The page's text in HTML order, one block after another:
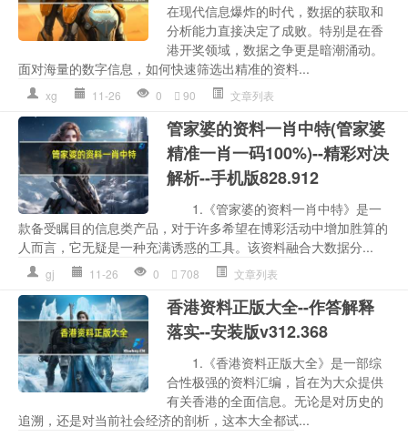
在现代信息爆炸的时代，数据的获取和
分析能力直接决定了成败。特别是在香
港开奖领域，数据之争更是暗潮涌动。
面对海量的数字信息，如何快速筛选出精准的资料...
xg 11-26 0 90 文章列表
管家婆的资料一肖中特(管家婆
精准一肖一码100%)--精彩对决
解析--手机版828.912
1.《管家婆的资料一肖中特》是一
款备受瞩目的信息类产品，对于许多希望在博彩活动中增加胜算的
人而言，它无疑是一种充满诱惑的工具。该资料融合大数据分...
gj 11-26 0 708 文章列表
香港资料正版大全--作答解释
落实--安装版v312.368
1.《香港资料正版大全》是一部综
合性极强的资料汇编，旨在为大众提供
有关香港的全面信息。无论是对历史的
追溯，还是对当前社会经济的剖析，这本大全都试...